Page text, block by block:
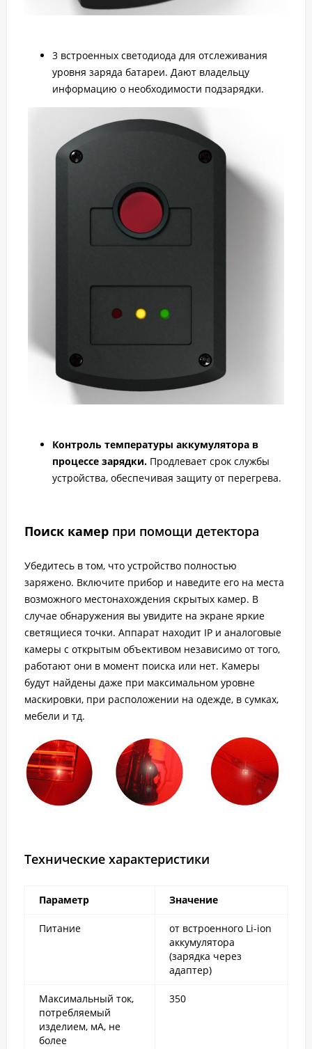
3 встроенных светодиода для отслеживания
уровня заряда батареи. Дают владельцу
информацию о необходимости подзарядки.
Контроль температуры аккумулятора в
процессе зарядки. Продлевает срок службы
устройства, обеспечивая защиту от перегрева.
Поиск камер при помощи детектора
Убедитесь в том, что устройство полностью
заряжено. Включите прибор и наведите его на места
возможного местонахождения скрытых камер. В
случае обнаружения вы увидите на экране яркие
светящиеся точки. Аппарат находит IP и аналоговые
камеры с открытым объективом независимо от того,
работают они в момент поиска или нет. Камеры
будут найдены даже при максимальном уровне
маскировки, при расположении на одежде, в сумках,
мебели и тд.
Технические характеристики
Параметр Значение
Питание
от встроенного Li-ion
аккумулятора
(зарядка через
адаптер)
Максимальный ток,
потребляемый
изделием, мА, не
более
350